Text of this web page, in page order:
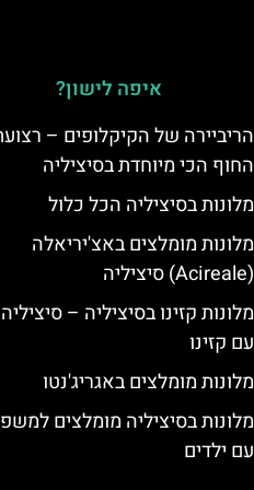
איפה לישון?
הריביירה של הקיקלופים –
החוף הכי מיוחדת בסיציליה
מלונות בסיציליה הכל כלול
מלונות מומלצים באצ'יריאלה
(Acireale) סיציליה
מלונות קזינו בסיציליה –
עם קזינו
מלונות מומלצים באגריג'נטו
מלונות בסיציליה מומלצים
עם ילדים